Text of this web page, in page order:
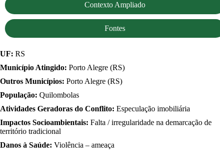
Contexto Ampliado
Fontes
UF: RS
Município Atingido: Porto Alegre (RS)
Outros Municípios: Porto Alegre (RS)
População: Quilombolas
Atividades Geradoras do Conflito: Especulação imobiliária
Impactos Socioambientais: Falta / irregularidade na demarcação de
território tradicional
Danos à Saúde: Violência – ameaça